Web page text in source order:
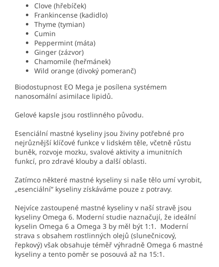
Clove (hřebíček)
Frankincense (kadidlo)
Thyme (tymian)
Cumin
Peppermint (máta)
Ginger (zázvor)
Chamomile (heřmánek)
Wild orange (divoký pomeranč)
Biodostupnost EO Mega je posílena systémem
nanosomální asimilace lipidů.
Gelové kapsle jsou rostlinného původu.
Esenciální mastné kyseliny jsou živiny potřebné pro
nejrůznější klíčové funkce v lidském těle, včetně růstu
buněk, rozvoje mozku, svalové aktivity a imunitních
funkcí, pro zdravé klouby a další oblasti.
Zatímco některé mastné kyseliny si naše tělo umí vyrobit,
„esenciální“ kyseliny získáváme pouze z potravy.
Nejvíce zastoupené mastné kyseliny v naší stravě jsou
kyseliny Omega 6. Moderní studie naznačují, že ideální
kyselin Omega 6 a Omega 3 by měl být 1:1. Moderní
strava s obsahem rostlinných olejů (slunečnicový,
řepkový) však obsahuje téměř výhradně Omega 6 mastné
kyseliny a tento poměr se posouvá až na 15:1.